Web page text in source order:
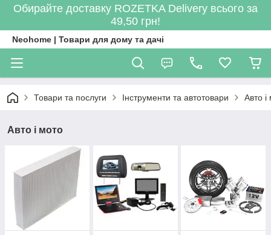
Обирайте доставку ROZETKA Delivery всього за
49,50 грн!
Neohome | Товари для дому та дачі
Товари та послуги Інструменти та автотовари Авто і
Авто і мото